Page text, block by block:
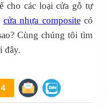
cho các loại cửa gỗ tự
cửa nhựa compositecó
Cùng chúng tôi tìm
đây.